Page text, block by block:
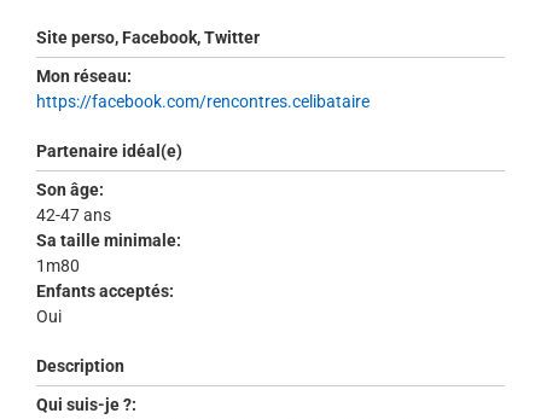
Site perso, Facebook, Twitter
Mon réseau:
https://facebook.com/rencontres.celibataire
Partenaire idéal(e)
Son âge:
42-47 ans
Sa taille minimale:
1m80
Enfants acceptés:
Oui
Description
Qui suis-je ?: